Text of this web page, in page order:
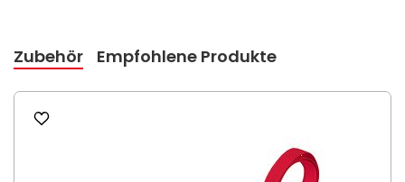
Zubehör Empfohlene Produkte